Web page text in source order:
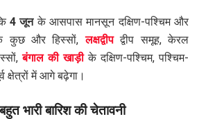
4 जूनके आसपास मानसून दक्षिण-पश्चिम और
के कुछ और हिस्सों,लक्षद्वीपद्वीप समूह, केरल
बंगाल की खाड़ीके दक्षिण-पश्चिम, पश्चिम-
क्षेत्रों में आगे बढ़ेगा।
भारी बारिश की चेतावनी